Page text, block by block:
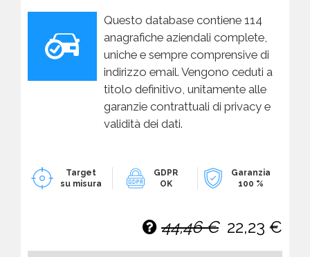
Questo database contiene 114
anagrafiche aziendali complete,
uniche e sempre comprensive di
indirizzo email. Vengono ceduti a
titolo definitivo, unitamente alle
garanzie contrattuali di privacy e
validità dei dati.
Target
su misura
GDPR
OK
Garanzia
100 %
44,46 € 22,23 €